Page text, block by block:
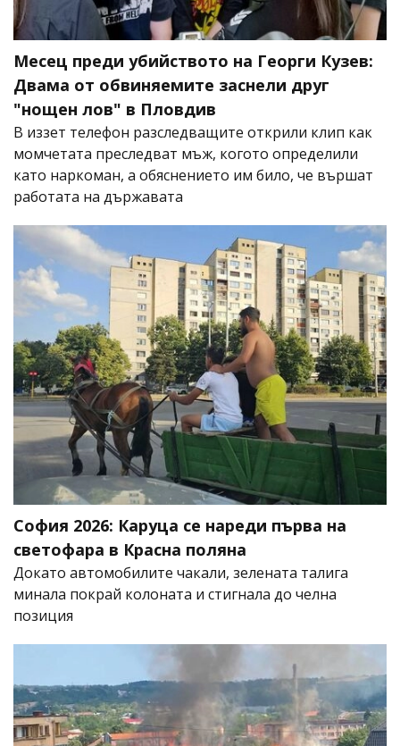
Месец преди убийството на Георги Кузев:
Двама от обвиняемите заснели друг
"нощен лов" в Пловдив
В иззет телефон разследващите открили клип как
момчетата преследват мъж, когото определили
като наркоман, а обяснението им било, че вършат
работата на държавата
София 2026: Каруца се нареди първа на
светофара в Красна поляна
Докато автомобилите чакали, зелената талига
минала покрай колоната и стигнала до челна
позиция